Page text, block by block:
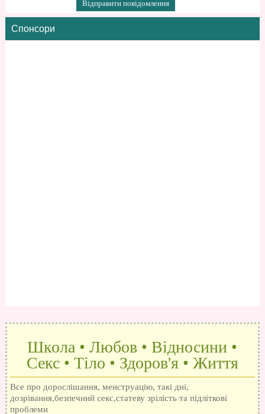
Спонсори
Школа • Любов • Відносини •
Секс • Тіло • Здоров'я • Життя
Все про дорослішання, менструацію, такі дні,
дозрівання,безпечний секс,статеву зрілість та підліткові
проблеми